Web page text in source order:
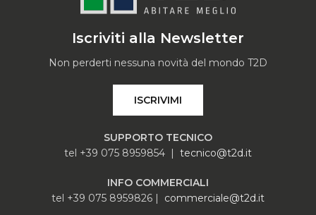
Iscriviti alla Newsletter
Non perderti nessuna novità del mondo T2D
ISCRIVIMI
SUPPORTO TECNICO
tel +39 075 8959854 | tecnico@t2d.it
INFO COMMERCIALI
tel +39 075 8959826 | commerciale@t2d.it